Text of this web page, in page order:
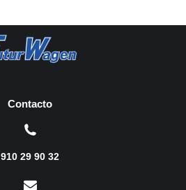
Contacto
910 29 90 32